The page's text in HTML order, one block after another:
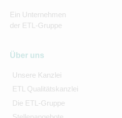
Ein Unternehmen
der ETL-Gruppe
Über uns
Unsere Kanzlei
ETL Qualitätskanzlei
Die ETL-Gruppe